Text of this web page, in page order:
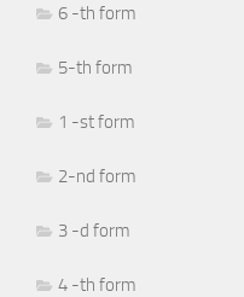
6 -th form
5-th form
1 -st form
2-nd form
3 -d form
4 -th form